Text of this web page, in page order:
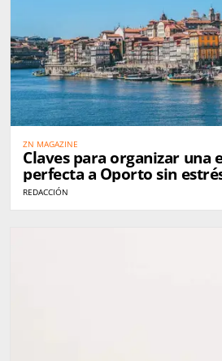
ZN MAGAZINE
Claves para organizar una
perfecta a Oporto sin
REDACCIÓN